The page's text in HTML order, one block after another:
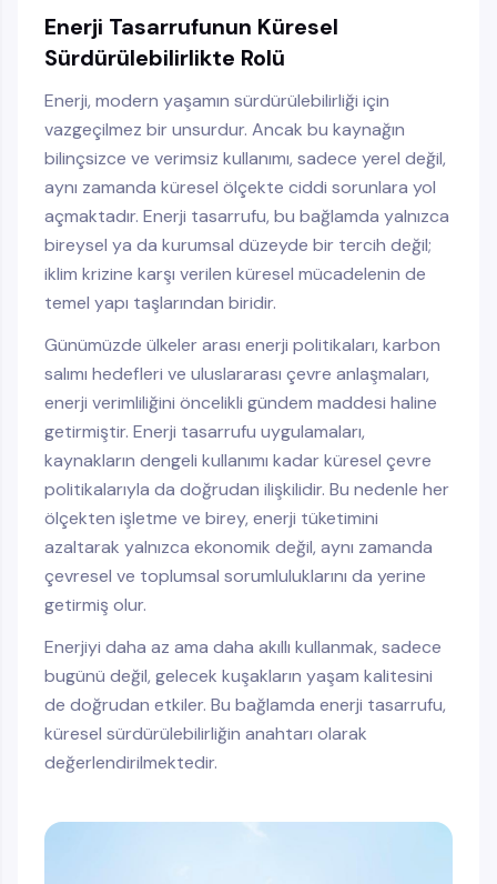
Enerji Tasarrufunun Küresel
Sürdürülebilirlikte Rolü
Enerji, modern yaşamın sürdürülebilirliği için
vazgeçilmez bir unsurdur. Ancak bu kaynağın
bilinçsizce ve verimsiz kullanımı, sadece yerel değil,
aynı zamanda küresel ölçekte ciddi sorunlara yol
açmaktadır. Enerji tasarrufu, bu bağlamda yalnızca
bireysel ya da kurumsal düzeyde bir tercih değil;
iklim krizine karşı verilen küresel mücadelenin de
temel yapı taşlarından biridir.
Günümüzde ülkeler arası enerji politikaları, karbon
salımı hedefleri ve uluslararası çevre anlaşmaları,
enerji verimliliğini öncelikli gündem maddesi haline
getirmiştir. Enerji tasarrufu uygulamaları,
kaynakların dengeli kullanımı kadar küresel çevre
politikalarıyla da doğrudan ilişkilidir. Bu nedenle her
ölçekten işletme ve birey, enerji tüketimini
azaltarak yalnızca ekonomik değil, aynı zamanda
çevresel ve toplumsal sorumluluklarını da yerine
getirmiş olur.
Enerjiyi daha az ama daha akıllı kullanmak, sadece
bugünü değil, gelecek kuşakların yaşam kalitesini
de doğrudan etkiler. Bu bağlamda enerji tasarrufu,
küresel sürdürülebilirliğin anahtarı olarak
değerlendirilmektedir.